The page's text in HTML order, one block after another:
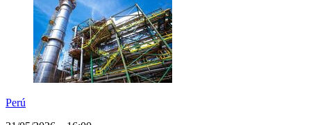
La petrolera aseguró que la optimización de su cadena de valor y la
reducción de costos de venta impulsaron sus resultados durante el
primer cuat...
Redacción Gestión